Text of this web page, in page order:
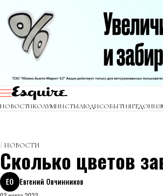
НОВОСТИКОЛУМНИСТЫЛЮДИСОБЫТИЯ
НОВОСТИ
Сколько цветов
ЕО
Евгений Овчинников